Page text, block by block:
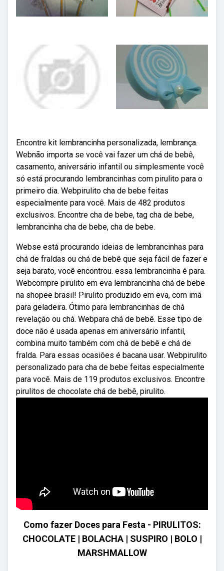
Encontre kit lembrancinha personalizada, lembrança.
Webnão importa se você vai fazer um chá de bebê,
casamento, aniversário infantil ou simplesmente você
só está procurando lembrancinhas com pirulito para o
primeiro dia. Webpirulito cha de bebe feitas
especialmente para você. Mais de 482 produtos
exclusivos. Encontre cha de bebe, tag cha de bebe,
lembrancinha cha de bebe, cha de bebe.
Webse está procurando ideias de lembrancinhas para
chá de fraldas ou chá de bebê que seja fácil de fazer e
seja barato, você encontrou. essa lembrancinha é para.
Webcompre pirulito em eva lembrancinha chá de bebe
na shopee brasil! Pirulito produzido em eva, com imã
para geladeira. Ótimo para lembrancinhas de chá
revelação ou chá. Webpara chá de bebê. Esse tipo de
doce não é usada apenas em aniversário infantil,
combina muito também com chá de bebê e chá de
fralda. Para essas ocasiões é bacana usar. Webpirulito
personalizado para cha de bebe feitas especialmente
para você. Mais de 119 produtos exclusivos. Encontre
pirulitos de chocolate chá de bebê, pirulito.
Como fazer Doces para Festa - PIRULITOS:
CHOCOLATE | BOLACHA | SUSPIRO | BOLO |
MARSHMALLOW